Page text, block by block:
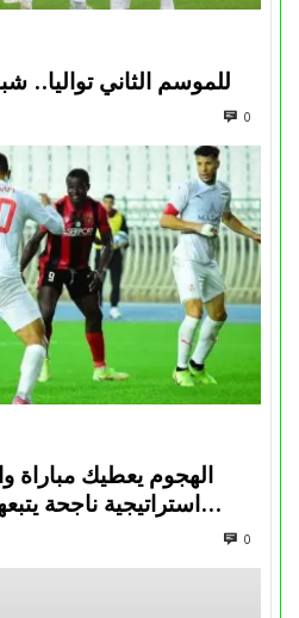
للموسم الثاني تواليا..
0
الهجوم يعطيك مباراة
استراتيجية ناجحة
0